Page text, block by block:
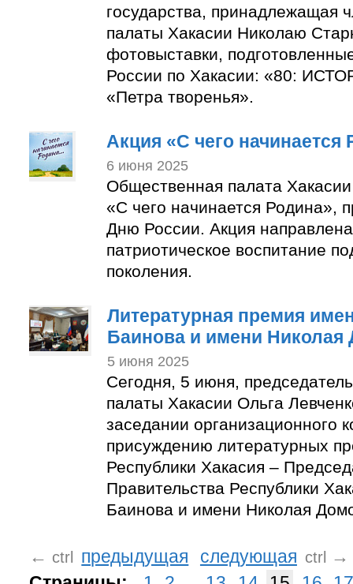
государства, принадлежащая
палаты Хакасии Николаю
фотовыставки,
России по Хакасии: «80:
«Петра творенья».
Акция «С чего начинается
6 июня 2025
Общественная палата
«С чего начинается Родина»,
Дню России. Акция
патриотическое воспитание
поколения.
Литературная премия
Баинова и имени Николая
5 июня 2025
Сегодня, 5 июня,
палаты Хакасии Ольга
заседании организационного
присуждению литературных
Республики Хакасия –
Правительства Республики
Баинова и имени Николая
← ctrl предыдущая следующая ctrl
→